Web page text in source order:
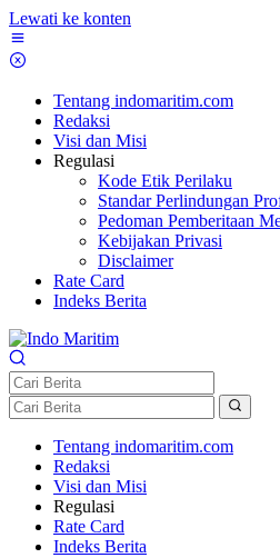
Lewati ke konten
Tentang indomaritim.com
Redaksi
Visi dan Misi
Regulasi
Kode Etik Perilaku
Standar Perlindungan
Pedoman Pemberitaan
Kebijakan Privasi
Disclaimer
Rate Card
Indeks Berita
Tentang indomaritim.com
Redaksi
Visi dan Misi
Regulasi
Rate Card
Indeks Berita